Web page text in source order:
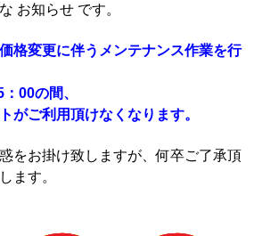
お知らせ です。
格変更に伴うメンテナンス作業を行
00の間、
がご利用頂けなくなります。
をお掛け致しますが、何卒ご了承頂
ます。